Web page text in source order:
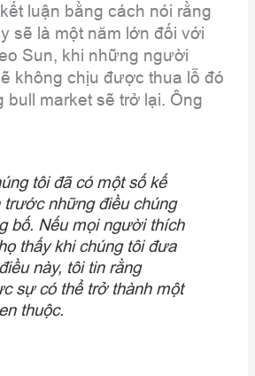
luận bằng cách nói rằng
sẽ là một năm lớn đối với
Sun, khi những người
không chịu được thua lỗ đó
bull market sẽ trở lại. Ông
tôi đã có một số kế
trước những điều chúng
bố. Nếu mọi người thích
thấy khi chúng tôi đưa
này, tôi tin rằng
sự có thể trở thành một
thuộc.